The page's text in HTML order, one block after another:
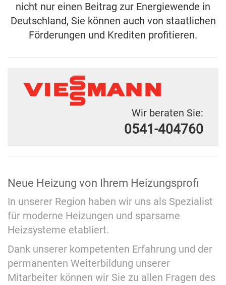
nicht nur einen Beitrag zur Energiewende in
Deutschland, Sie können auch von staatlichen
Förderungen und Krediten profitieren.
Wir beraten Sie:
0541-404760
Neue Heizung von Ihrem Heizungsprofi
In unserer Region haben wir uns als Spezialist
für moderne Heizungen und sparsame
Heizsysteme etabliert.
Dank unserer kompetenten Erfahrung und der
permanenten Weiterbildung unserer
Mitarbeiter können wir Sie zu allen Fragen des